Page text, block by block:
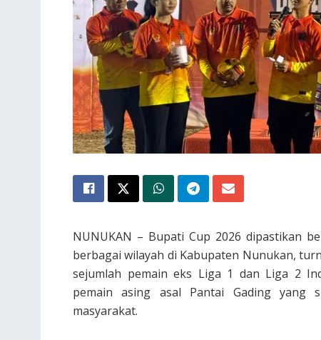
NUNUKAN – Bupati Cup 2026 dipastikan
berbagai wilayah di Kabupaten Nunukan,
sejumlah pemain eks Liga 1 dan Liga 2
pemain asing asal Pantai Gading yang
masyarakat.